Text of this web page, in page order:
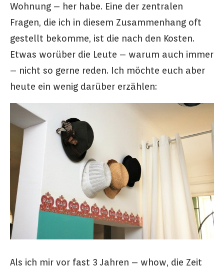
Wohnung – her habe. Eine der zentralen
Fragen, die ich in diesem Zusammenhang oft
gestellt bekomme, ist die nach den Kosten.
Etwas worüber die Leute – warum auch immer
– nicht so gerne reden. Ich möchte euch aber
heute ein wenig darüber erzählen:
Als ich mir vor fast 3 Jahren – whow, die Zeit